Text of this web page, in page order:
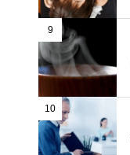
9
10